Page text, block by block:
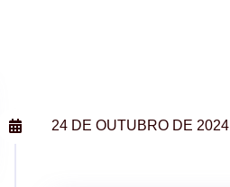
24 DE OUTUBRO DE 2024